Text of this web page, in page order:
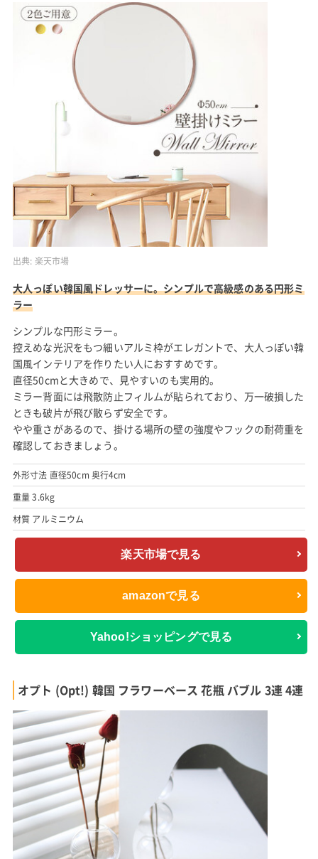
出典: 楽天市場
大人っぽい韓国風ドレッサーに。シンプルで高級感のある円形ミ
ラー
シンプルな円形ミラー。
控えめな光沢をもつ細いアルミ枠がエレガントで、大人っぽい韓
国風インテリアを作りたい人におすすめです。
直径50cmと大きめで、見やすいのも実用的。
ミラー背面には飛散防止フィルムが貼られており、万一破損した
ときも破片が飛び散らず安全です。
やや重さがあるので、掛ける場所の壁の強度やフックの耐荷重を
確認しておきましょう。
外形寸法 直径50cm 奥行4cm
重量 3.6kg
材質 アルミニウム
楽天市場で見る
amazonで見る
Yahoo!ショッピングで見る
オプト (Opt!) 韓国 フラワーベース 花瓶 バブル 3連 4連